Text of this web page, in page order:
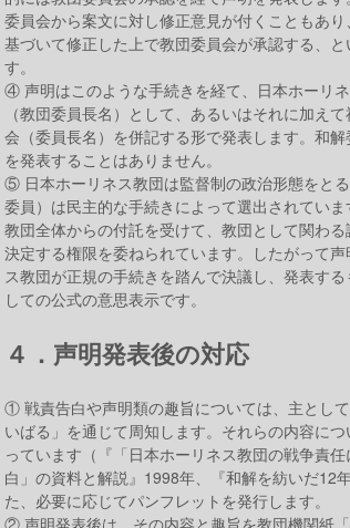
委員会から案文に対し修正意見が付くこともあ
基づいて修正した上で教団委員会が承認する、と
す。
④ 声明はこのような手続きを経て、日本ホーリ
（教団委員長名）として、あるいはそれに加え
会（委員長名）を併記する形で発表します。和
を発表することはありません。
⑤ 日本ホーリネス教団は監督制の政治形態をと
委員）は民主的な手続きによって選出されていま
教団全体からの付託を受けて、教団として関わ
決定する権限を委ねられています。したがって
ス教団が正規の手続きを踏んで決議し、発表す
しての公式の意思表示です。
４．声明発表後の対応
① 戦責告白や声明類の趣旨については、主とし
いばる」を通じて周知します。それらの内容に
っています（『「日本ホーリネス教団の戦争責
白」の資料と解説』1998年、『和解を紡いだ12
た、必要に応じてパンフレットを発行します。
② 声明発表後は、その内容と趣旨を教団機関紙